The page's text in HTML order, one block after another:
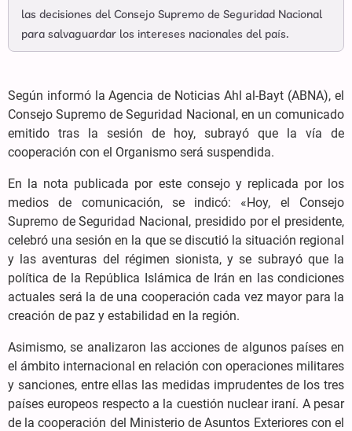
las decisiones del Consejo Supremo de Seguridad Nacional
para salvaguardar los intereses nacionales del país.
Según informó la Agencia de Noticias Ahl al-Bayt (ABNA), el
Consejo Supremo de Seguridad Nacional, en un comunicado
emitido tras la sesión de hoy, subrayó que la vía de
cooperación con el Organismo será suspendida.
En la nota publicada por este consejo y replicada por los
medios de comunicación, se indicó: «Hoy, el Consejo
Supremo de Seguridad Nacional, presidido por el presidente,
celebró una sesión en la que se discutió la situación regional
y las aventuras del régimen sionista, y se subrayó que la
política de la República Islámica de Irán en las condiciones
actuales será la de una cooperación cada vez mayor para la
creación de paz y estabilidad en la región.
Asimismo, se analizaron las acciones de algunos países en
el ámbito internacional en relación con operaciones militares
y sanciones, entre ellas las medidas imprudentes de los tres
países europeos respecto a la cuestión nuclear iraní. A pesar
de la cooperación del Ministerio de Asuntos Exteriores con el